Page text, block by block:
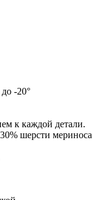
-20°
к каждой детали.
шерсти мериноса